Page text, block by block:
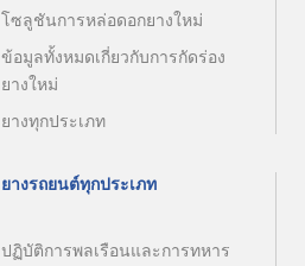
โซลูชันการหล่อดอกยางใหม่
ข้อมูลทั้งหมดเกี่ยวกับการกัดร่อง
ยางใหม่
ยางทุกประเภท
ยางรถยนต์ทุกประเภท
ปฏิบัติการพลเรือนและการทหาร